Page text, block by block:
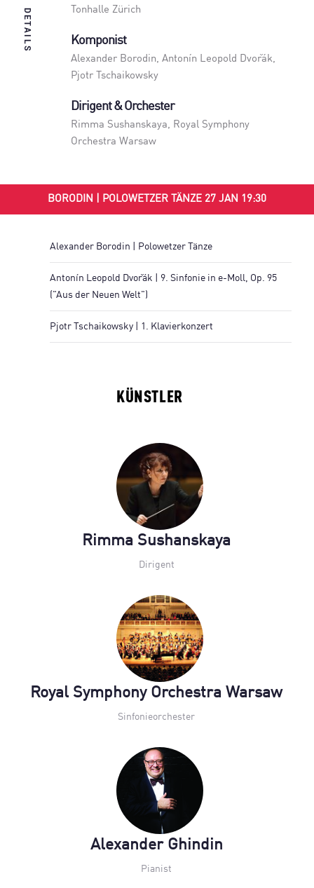
DETAILS Tonhalle Zürich
Komponist
Alexander Borodin, Antonín Leopold Dvořák,
Pjotr Tschaikowsky
Dirigent & Orchester
Rimma Sushanskaya, Royal Symphony
Orchestra Warsaw
BORODIN | POLOWETZER TÄNZE 27 JAN 19:30
Alexander Borodin | Polowetzer Tänze
Antonín Leopold Dvořák | 9. Sinfonie in e-Moll, Op. 95
("Aus der Neuen Welt")
Pjotr Tschaikowsky | 1. Klavierkonzert
KÜNSTLER
Rimma Sushanskaya
Dirigent
Royal Symphony Orchestra Warsaw
Sinfonieorchester
Alexander Ghindin
Pianist